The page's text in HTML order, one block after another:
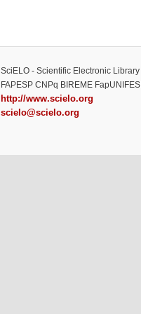
SciELO - Scientific Electronic
FAPESP CNPq BIREME
http://www.scielo.org
scielo@scielo.org